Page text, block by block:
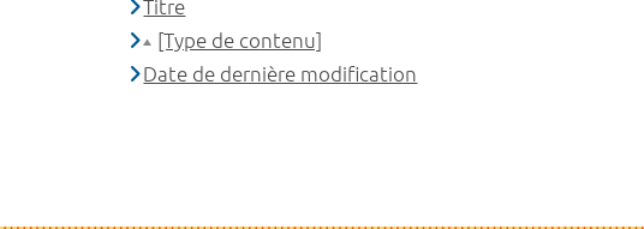
Titre
[Type de contenu]
Date de dernière modification